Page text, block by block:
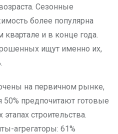
Сезонные
более популярна
и в конце года.
ищут именно их,
на первичном рынке,
предпочитают готовые
строительства.
агрегаторы: 61%